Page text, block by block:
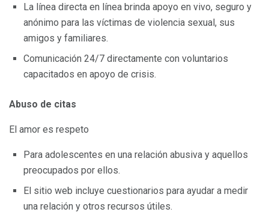
La línea directa en línea brinda apoyo en vivo, seguro y
anónimo para las víctimas de violencia sexual, sus
amigos y familiares.
Comunicación 24/7 directamente con voluntarios
capacitados en apoyo de crisis.
Abuso de citas
El amor es respeto
Para adolescentes en una relación abusiva y aquellos
preocupados por ellos.
El sitio web incluye cuestionarios para ayudar a medir
una relación y otros recursos útiles.